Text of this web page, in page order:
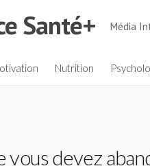
Santé+ Média
Nutrition
vous devez